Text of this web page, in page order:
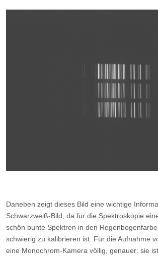
Daneben zeigt dieses Bild eine wichtige
Schwarzweiß-Bild, da für die Spektroskopie
schön bunte Spektren in den
schwierig zu kalibrieren ist. Für die Aufnahme
eine Monochrom-Kamera völlig, genauer: sie